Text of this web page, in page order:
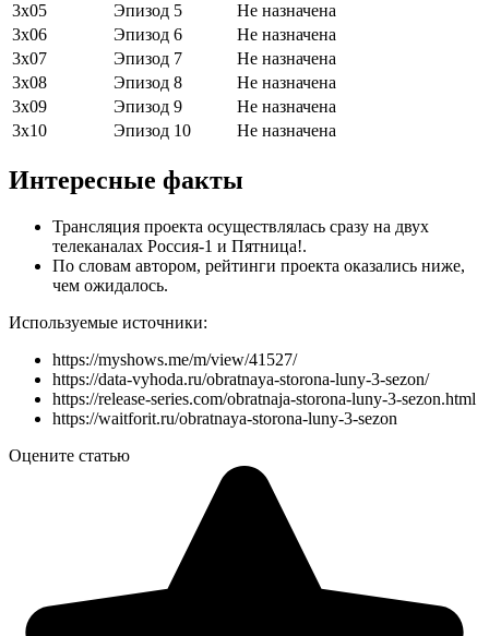
3х05
Эпизод 5
Не назначена
3х06
Эпизод 6
Не назначена
3х07
Эпизод 7
Не назначена
3х08
Эпизод 8
Не назначена
3х09
Эпизод 9
Не назначена
3х10
Эпизод 10 Не назначена
Интересные факты
Трансляция проекта осуществлялась сразу на двух
телеканалах Россия-1 и Пятница!.
По словам автором, рейтинги проекта оказались ниже,
чем ожидалось.
Используемые источники:
https://myshows.me/m/view/41527/
https://data-vyhoda.ru/obratnaya-storona-luny-3-sezon/
https://release-series.com/obratnaja-storona-luny-3-sezon.html
https://waitforit.ru/obratnaya-storona-luny-3-sezon
Оцените статью